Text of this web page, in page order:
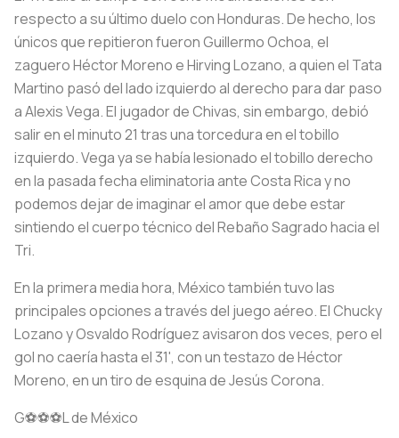
respecto a su último duelo con Honduras. De hecho, los
únicos que repitieron fueron Guillermo Ochoa, el
zaguero Héctor Moreno e Hirving Lozano, a quien el Tata
Martino pasó del lado izquierdo al derecho para dar paso
a Alexis Vega. El jugador de Chivas, sin embargo, debió
salir en el minuto 21 tras una torcedura en el tobillo
izquierdo. Vega ya se había lesionado el tobillo derecho
en la pasada fecha eliminatoria ante Costa Rica y no
podemos dejar de imaginar el amor que debe estar
sintiendo el cuerpo técnico del Rebaño Sagrado hacia el
Tri.
En la primera media hora, México también tuvo las
principales opciones a través del juego aéreo. El Chucky
Lozano y Osvaldo Rodríguez avisaron dos veces, pero el
gol no caería hasta el 31', con un testazo de Héctor
Moreno, en un tiro de esquina de Jesús Corona.
G⚽️⚽️⚽️L de México